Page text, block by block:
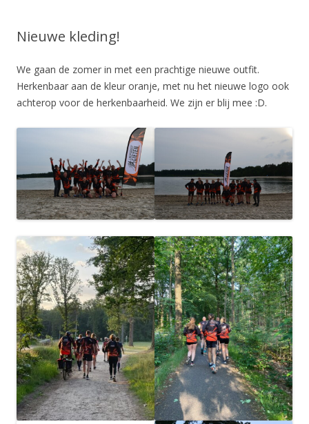
Nieuwe kleding!
We gaan de zomer in met een prachtige nieuwe outfit.
Herkenbaar aan de kleur oranje, met nu het nieuwe logo ook
achterop voor de herkenbaarheid. We zijn er blij mee :D.